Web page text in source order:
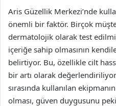
Aris Güzellik Merkezi’nde
önemli bir faktör. Birçok
dermatolojik olarak test
içeriğe sahip olmasının
belirtiyor. Bu, özellikle cilt
bir artı olarak
sırasında kullanılan
olması, güven duygusunu